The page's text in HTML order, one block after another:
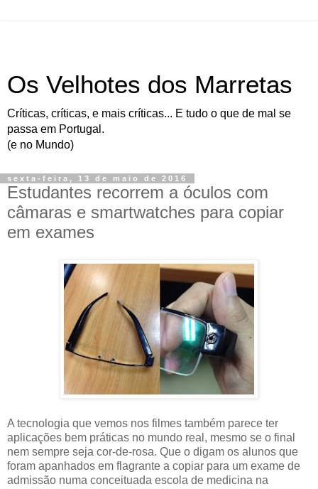
Os Velhotes dos Marretas
Críticas, críticas, e mais críticas... E tudo o que de mal se
passa em Portugal.
(e no Mundo)
sexta-feira, 13 de maio de 2016
Estudantes recorrem a óculos com
câmaras e smartwatches para copiar
em exames
A tecnologia que vemos nos filmes também parece ter
aplicações bem práticas no mundo real, mesmo se o final
nem sempre seja cor-de-rosa. Que o digam os alunos que
foram apanhados em flagrante a copiar para um exame de
admissão numa conceituada escola de medicina na